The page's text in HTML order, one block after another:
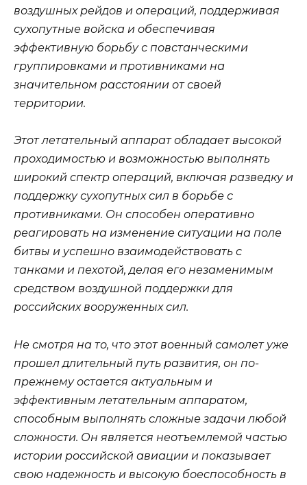
воздушных рейдов и операций, поддерживая
сухопутные войска и обеспечивая
эффективную борьбу с повстанческими
группировками и противниками на
значительном расстоянии от своей
территории.
Этот летательный аппарат обладает высокой
проходимостью и возможностью выполнять
широкий спектр операций, включая разведку и
поддержку сухопутных сил в борьбе с
противниками. Он способен оперативно
реагировать на изменение ситуации на поле
битвы и успешно взаимодействовать с
танками и пехотой, делая его незаменимым
средством воздушной поддержки для
российских вооруженных сил.
Не смотря на то, что этот военный самолет уже
прошел длительный путь развития, он по-
прежнему остается актуальным и
эффективным летательным аппаратом,
способным выполнять сложные задачи любой
сложности. Он является неотъемлемой частью
истории российской авиации и показывает
свою надежность и высокую боеспособность в